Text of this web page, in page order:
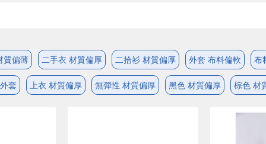
質偏薄 二手衣 材質偏厚 二拾衫 材質偏厚 外套 布料偏軟 布
套 上衣 材質偏厚 無彈性 材質偏厚 黑色 材質偏厚 棕色 材